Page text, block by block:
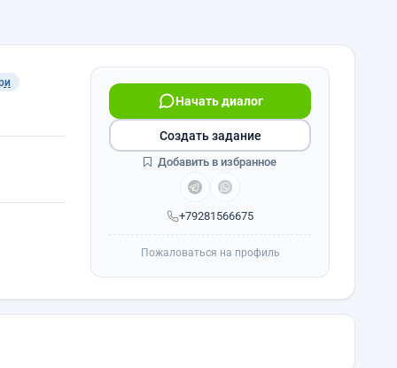
+79281566675
Начать диалог
Создать задание
Добавить в избранное
Пожаловаться на профиль